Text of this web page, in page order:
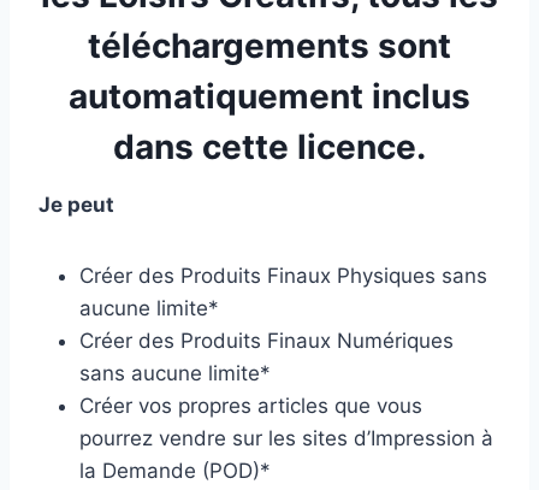
téléchargements sont
automatiquement inclus
dans cette licence.
Je peut
Créer des Produits Finaux Physiques sans
aucune limite*
Créer des Produits Finaux Numériques
sans aucune limite*
Créer vos propres articles que vous
pourrez vendre sur les sites d’Impression à
la Demande (POD)*